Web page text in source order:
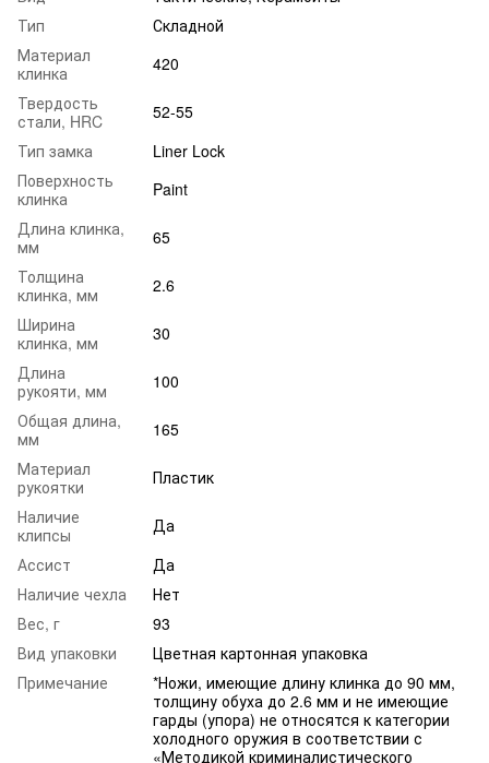
Тип
Складной
Материал
клинка
420
Твердость
стали, HRC
52-55
Тип замка
Liner Lock
Поверхность
клинка
Paint
Длина клинка,
мм
65
Толщина
клинка, мм
2.6
Ширина
клинка, мм
30
Длина
рукояти, мм
100
Общая длина,
мм
165
Материал
рукоятки
Пластик
Наличие
клипсы
Да
Ассист
Да
Наличие чехла
Нет
Вес, г
93
Вид упаковки
Цветная картонная упаковка
Примечание
*Ножи, имеющие длину клинка до 90 мм,
толщину обуха до 2.6 мм и не имеющие
гарды (упора) не относятся к категории
холодного оружия в соответствии с
«Методикой криминалистического